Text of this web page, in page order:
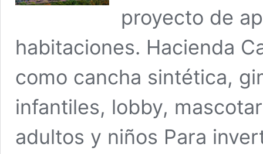
proyecto de
habitaciones. Hacienda
como cancha sintética,
infantiles, lobby,
adultos y niños Para